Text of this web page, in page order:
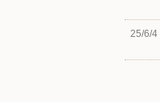
25/6/4